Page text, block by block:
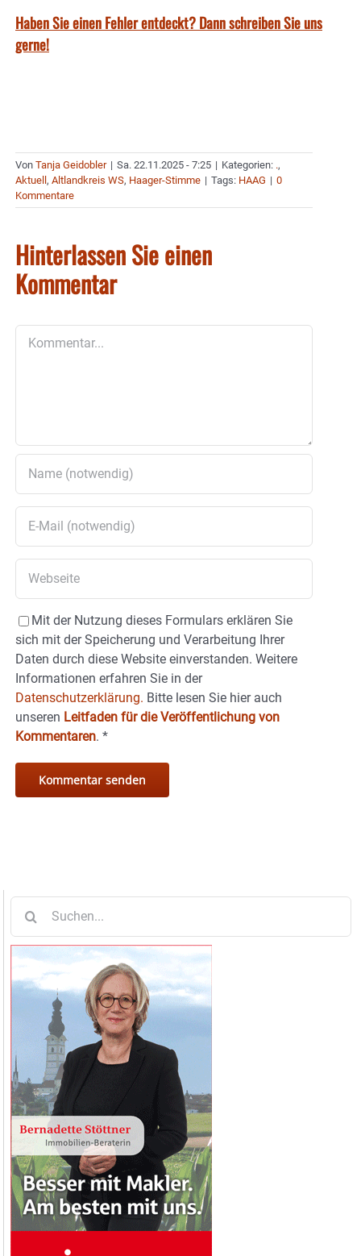
Haben Sie einen Fehler entdeckt? Dann schreiben Sie uns
gerne!
Von Tanja Geidobler | Sa. 22.11.2025 - 7:25 | Kategorien: .,
Aktuell , Altlandkreis WS, Haager-Stimme | Tags: HAAG | 0
Kommentare
Hinterlassen Sie einen
Kommentar
Mit der Nutzung dieses Formulars erklären Sie
sich mit der Speicherung und Verarbeitung Ihrer
Daten durch diese Website einverstanden. Weitere
Informationen erfahren Sie in der
Datenschutzerklärung. Bitte lesen Sie hier auch
unseren Leitfaden für die Veröffentlichung von
Kommentaren. *
nach: